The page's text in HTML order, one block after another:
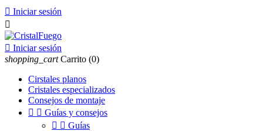
 Iniciar sesión

 Iniciar sesión
shopping_cart Carrito (0)
Cirstales planos
Cristales especializados
Consejos de montaje
  Guías y consejos
  Guías